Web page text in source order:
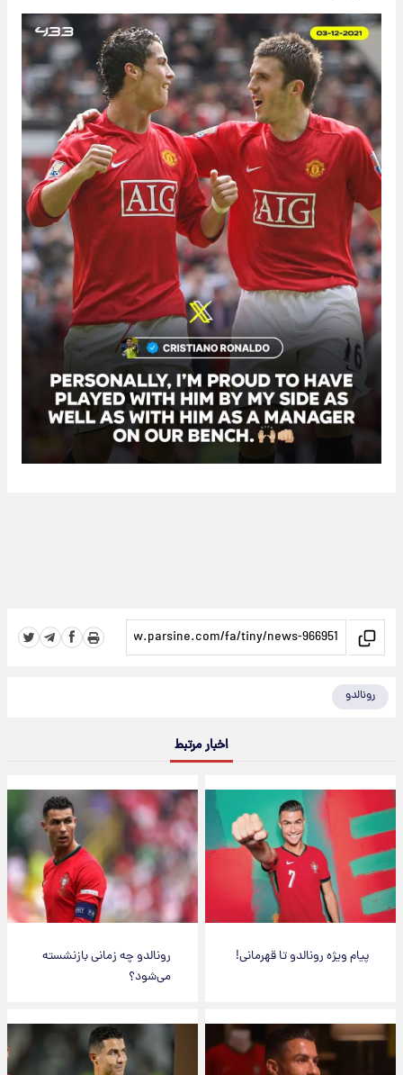
رونالدو
اخبار مرتبط
پیام ویژه رونالدو تا قهرمانی!
رونالدو چه زمانی بازنشسته
می‌شود؟